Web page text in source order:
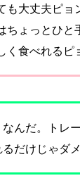
も大丈夫ピョ
ちょっとひと
く食べれるピ
なんだ。トレ
るだけじゃダ